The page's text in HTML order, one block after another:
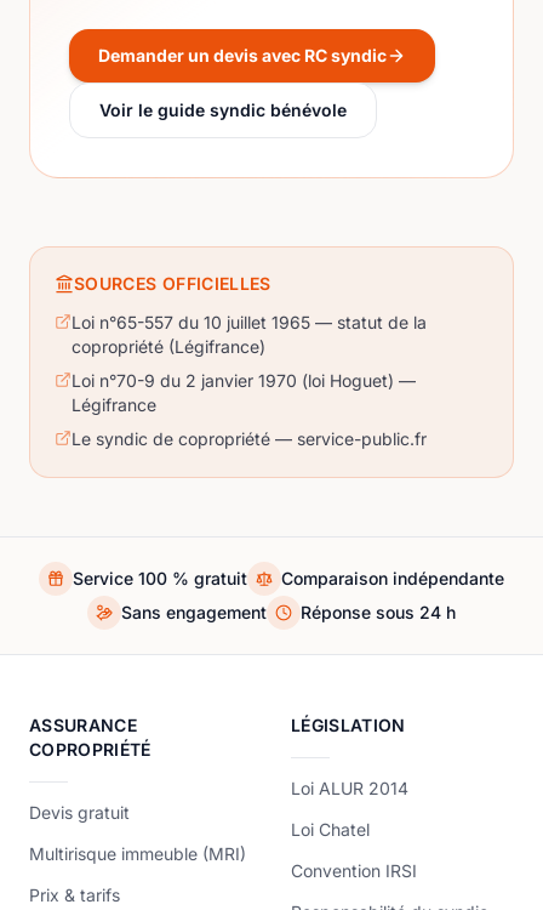
Demander un devis avec RC syndic
Voir le guide syndic bénévole
SOURCES OFFICIELLES
Loi n°65-557 du 10 juillet 1965 — statut de la
copropriété (Légifrance)
Loi n°70-9 du 2 janvier 1970 (loi Hoguet) —
Légifrance
Le syndic de copropriété — service-public.fr
Service 100 % gratuit
Comparaison indépendante
Sans engagement
Réponse sous 24 h
ASSURANCE
COPROPRIÉTÉ
Devis gratuit
Multirisque immeuble (MRI)
Prix & tarifs
LÉGISLATION
Loi ALUR 2014
Loi Chatel
Convention IRSI